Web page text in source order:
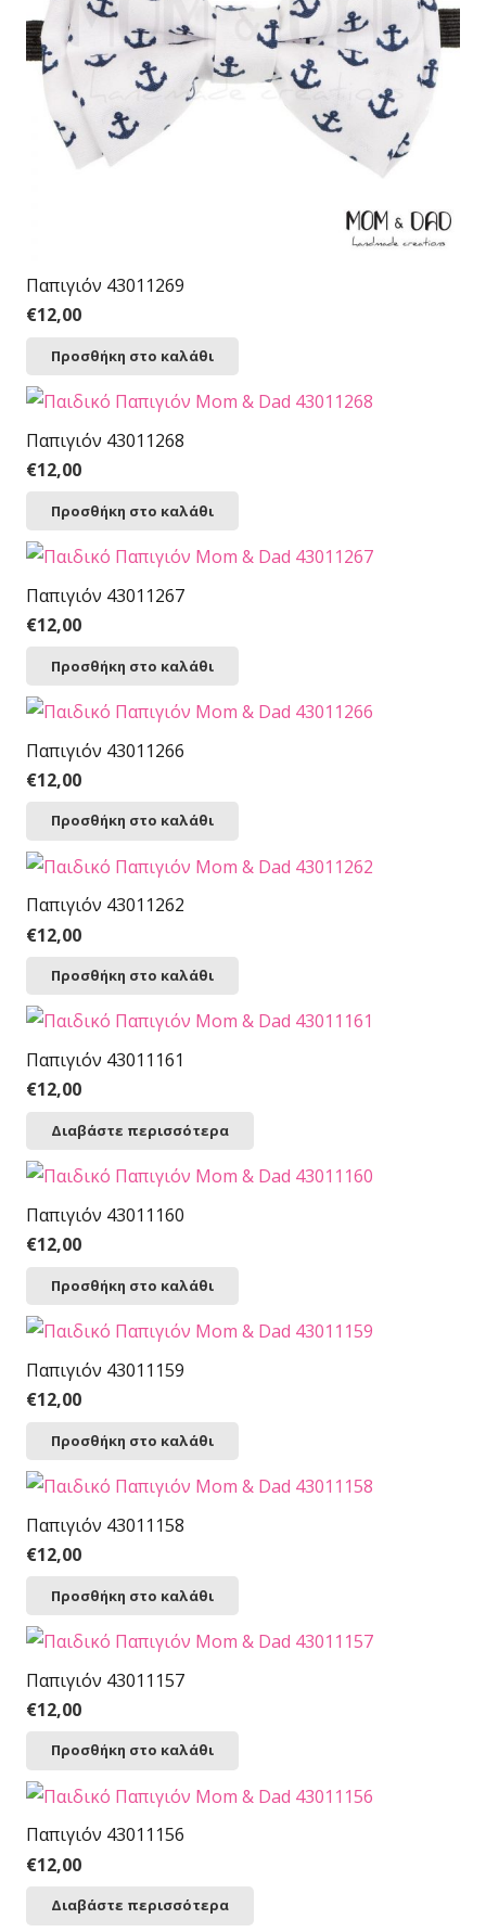
Παπιγιόν 43011269
€12,00
Προσθήκη στο καλάθι
Παπιγιόν 43011268
€12,00
Προσθήκη στο καλάθι
Παπιγιόν 43011267
€12,00
Προσθήκη στο καλάθι
Παπιγιόν 43011266
€12,00
Προσθήκη στο καλάθι
Παπιγιόν 43011262
€12,00
Προσθήκη στο καλάθι
Παπιγιόν 43011161
€12,00
Διαβάστε περισσότερα
Παπιγιόν 43011160
€12,00
Προσθήκη στο καλάθι
Παπιγιόν 43011159
€12,00
Προσθήκη στο καλάθι
Παπιγιόν 43011158
€12,00
Προσθήκη στο καλάθι
Παπιγιόν 43011157
€12,00
Προσθήκη στο καλάθι
Παπιγιόν 43011156
€12,00
Διαβάστε περισσότερα